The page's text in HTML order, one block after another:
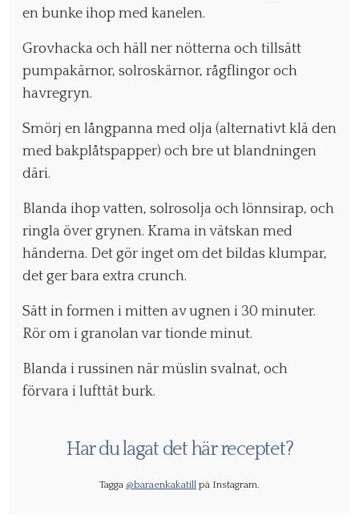
en bunke ihop med kanelen.
Grovhacka och häll ner nötterna och tillsätt
pumpakärnor, solroskärnor, rågflingor och
havregryn.
Smörj en långpanna med olja (alternativt klä den
med bakplåtspapper) och bre ut blandningen
däri.
Blanda ihop vatten, solrosolja och lönnsirap, och
ringla över grynen. Krama in vätskan med
händerna. Det gör inget om det bildas klumpar,
det ger bara extra crunch.
Sätt in formen i mitten av ugnen i 30 minuter.
Rör om i granolan var tionde minut.
Blanda i russinen när müslin svalnat, och
förvara i lufttät burk.
Har du lagat det här receptet?
Tagga @baraenkakatill på Instagram.